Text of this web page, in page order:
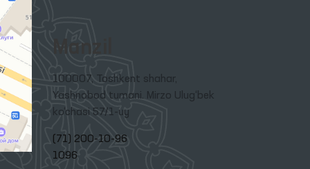
Manzil
100007, Toshkent shahar,
Yashnobod tumani. Mirzo Ulug‘bek
ko‘chasi 57/1-uy
(71) 200-10-96
1096